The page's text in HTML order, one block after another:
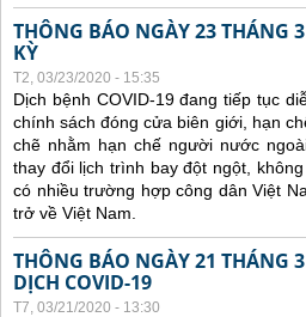
THÔNG BÁO NGÀY 23 THÁNG
KỲ
T2, 03/23/2020 - 15:35
Dịch bệnh COVID-19 đang tiếp tục
chính sách đóng cửa biên giới, hạn
chẽ nhằm hạn chế người nước
thay đổi lịch trình bay đột ngột,
có nhiều trường hợp công dân Việt
trở về Việt Nam.
THÔNG BÁO NGÀY 21 THÁNG
DỊCH COVID-19
T7, 03/21/2020 - 13:30